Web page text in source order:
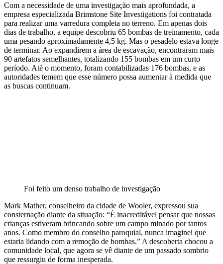
Com a necessidade de uma investigação mais aprofundada, a
empresa especializada Brimstone Site Investigations foi contratada
para realizar uma varredura completa no terreno. Em apenas dois
dias de trabalho, a equipe descobriu 65 bombas de treinamento, cada
uma pesando aproximadamente 4,5 kg. Mas o pesadelo estava longe
de terminar. Ao expandirem a área de escavação, encontraram mais
90 artefatos semelhantes, totalizando 155 bombas em um curto
período. Até o momento, foram contabilizadas 176 bombas, e as
autoridades temem que esse número possa aumentar à medida que
as buscas continuam.
Foi feito um denso trabalho de investigação
Mark Mather, conselheiro da cidade de Wooler, expressou sua
consternação diante da situação: “É inacreditável pensar que nossas
crianças estiveram brincando sobre um campo minado por tantos
anos. Como membro do conselho paroquial, nunca imaginei que
estaria lidando com a remoção de bombas.” A descoberta chocou a
comunidade local, que agora se vê diante de um passado sombrio
que ressurgiu de forma inesperada.